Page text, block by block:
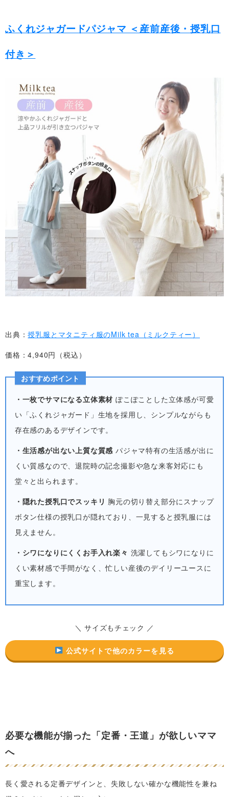
ふくれジャガードパジャマ ＜産前産後・授乳口
付き＞
出典：授乳服とマタニティ服のMilk tea（ミルクティー）
価格：4,940円（税込）
おすすめポイント
・一枚でサマになる立体素材 ぽこぽことした立体感が可愛
い「ふくれジャガード」生地を採用し、シンプルながらも
存在感のあるデザインです。
・生活感が出ない上質な質感 パジャマ特有の生活感が出に
くい質感なので、退院時の記念撮影や急な来客対応にも
堂々と出られます。
・隠れた授乳口でスッキリ 胸元の切り替え部分にスナップ
ボタン仕様の授乳口が隠れており、一見すると授乳服には
見えません。
・シワになりにくくお手入れ楽々 洗濯してもシワになりに
くい素材感で手間がなく、忙しい産後のデイリーユースに
重宝します。
＼ サイズもチェック ／
公式サイトで他のカラーを見る
必要な機能が揃った「定番・王道」が欲しいママ
へ
長く愛される定番デザインと、失敗しない確かな機能性を兼ね